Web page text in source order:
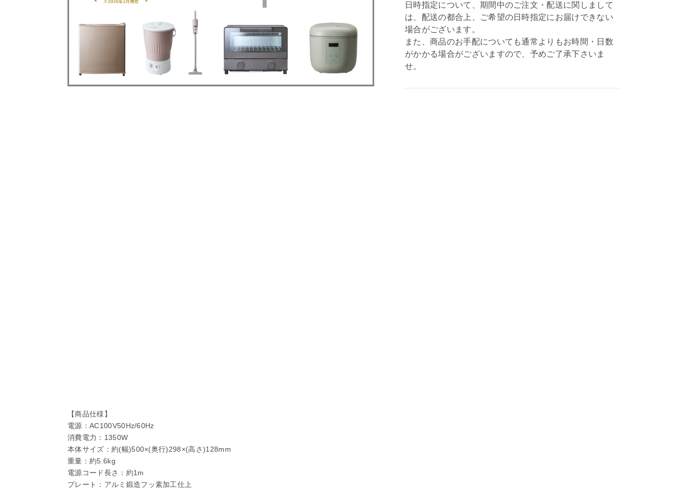
【商品仕様】
電源：AC100V50Hz/60Hz
消費電力：1350W
本体サイズ：約(幅)500×(奥行)298×(高さ)128mm
重量：約5.6kg
電源コード長さ：約1m
プレート：アルミ鍛造フッ素加工仕上
日時指定について、期間中のご注文・配送に関しまして
は、配送の都合上、ご希望の日時指定にお届けできない
場合がございます。
また、商品のお手配についても通常よりもお時間・日数
がかかる場合がございますので、予めご了承下さいま
せ。